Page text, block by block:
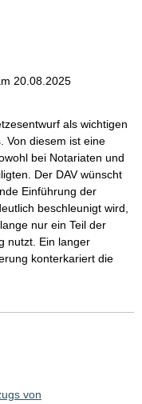
20.08.2025
als wichtigen
Von diesem ist eine
bei Notariaten und
Der DAV wünscht
Einführung der
beschleunigt wird,
nur ein Teil der
nutzt. Ein langer
konterkariert die
von